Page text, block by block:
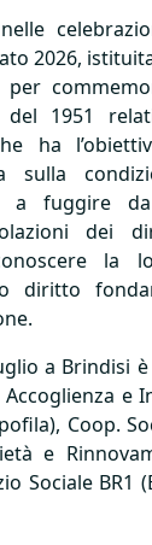
2026,
del 1951
ha
sulla
a fuggire
dei
la
diritto
a Brindisi
e
Coop.
e
Sociale BR1